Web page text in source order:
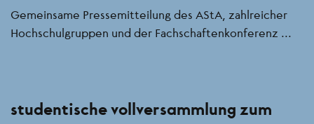
Gemeinsame Pressemitteilung des AStA, zahlreicher
Hochschulgruppen und der Fachschaftenkonferenz ...
studentische vollversammlung zum